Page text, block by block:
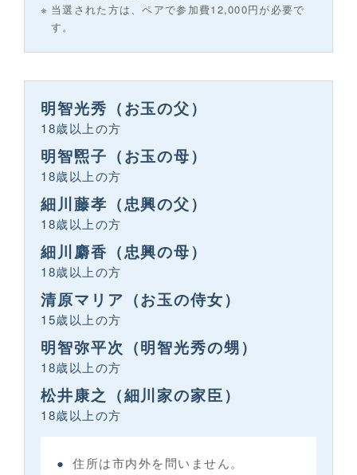
当選された方は、ペアで参加費12,000円が必要で
す。
明智光秀（お玉の父）
18歳以上の方
明智煕子（お玉の母）
18歳以上の方
細川藤孝（忠興の父）
18歳以上の方
細川麝香（忠興の母）
18歳以上の方
清原マリア（お玉の侍女）
15歳以上の方
明智弥平次（明智光秀の甥）
18歳以上の方
松井康之（細川家の家臣）
18歳以上の方
住所は市内外を問いません。